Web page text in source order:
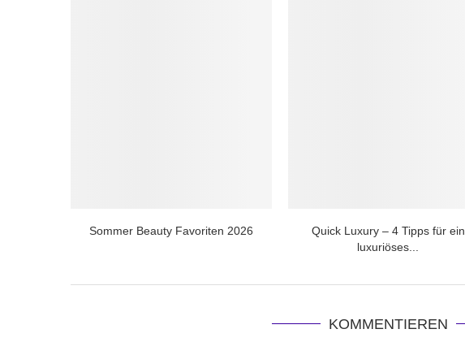
Sommer Beauty Favoriten 2026
Quick Luxury – 4 Tipps für ein
luxuriöses...
KOMMENTIEREN